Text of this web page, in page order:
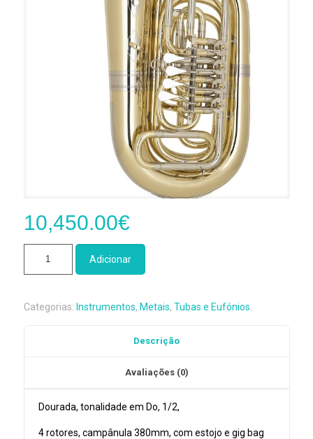
10,450.00€
Quantidade
DO
Adicionar
Categorias: Instrumentos, Metais, Tubas e Eufónios
Descrição
Avaliações (0)
Dourada, tonalidade em Do, 1/2,
4 rotores, campânula 380mm, com estojo e gig bag